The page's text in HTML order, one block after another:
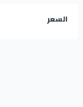
السعر